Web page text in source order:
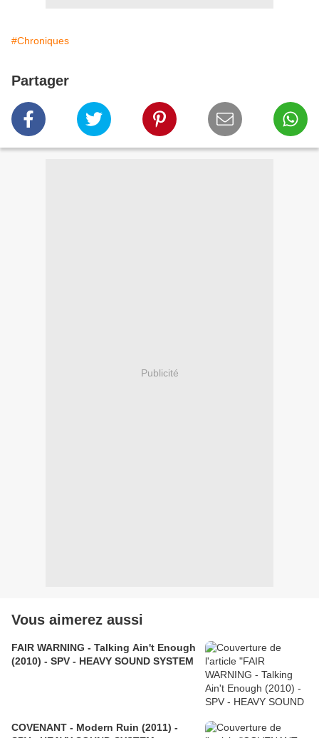
#Chroniques
Partager
Publicité
Vous aimerez aussi
FAIR WARNING - Talking Ain't Enough
(2010) - SPV - HEAVY SOUND SYSTEM
COVENANT - Modern Ruin (2011) -